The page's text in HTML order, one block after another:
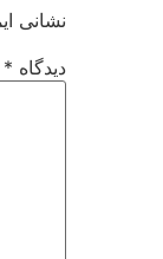
نشانی
دیدگاه *